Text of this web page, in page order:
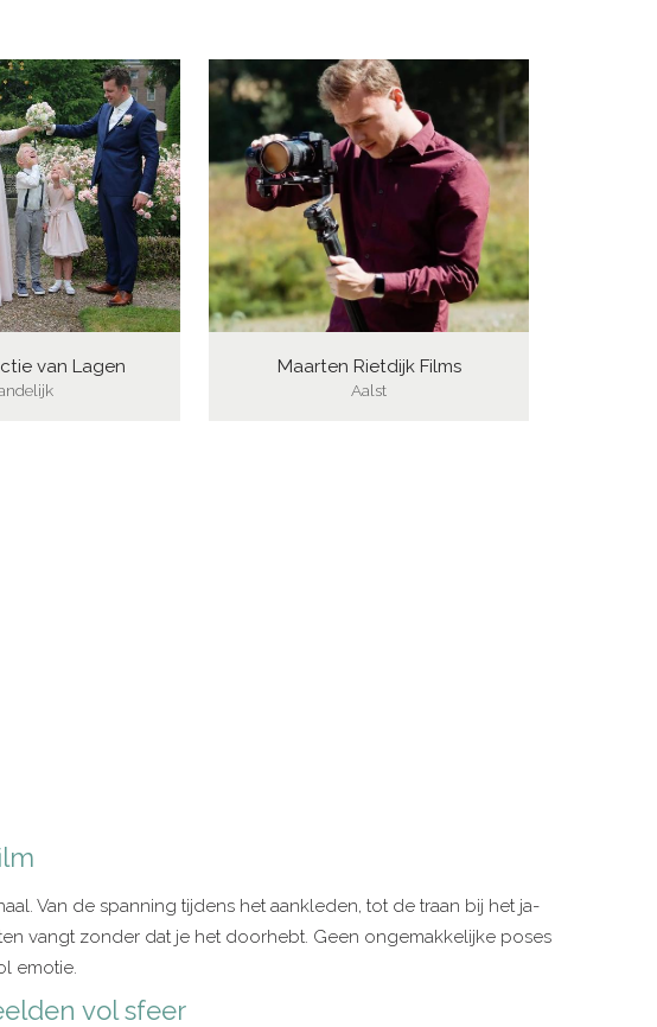
van Lagen Maarten Rietdijk Films
Aalst
Van de spanning tijdens het aankleden, tot de traan bij het ja-
vangt zonder dat je het doorhebt. Geen ongemakkelijke poses
emotie.
vol sfeer